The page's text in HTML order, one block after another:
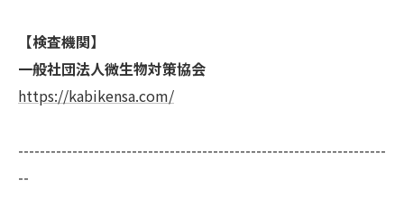
【検査機関】
一般社団法人微生物対策協会
https://kabikensa.com/
--------------------------------------------------------------------
--